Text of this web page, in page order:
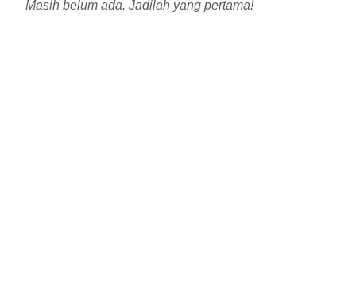
Masih belum ada. Jadilah yang pertama!